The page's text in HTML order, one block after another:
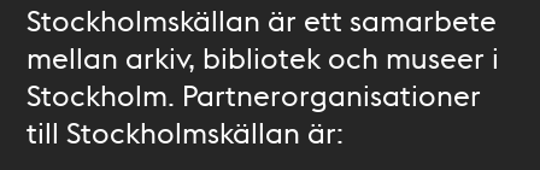
Stockholmskällan är ett samarbete
mellan arkiv, bibliotek och museer i
Stockholm. Partnerorganisationer
till Stockholmskällan är: